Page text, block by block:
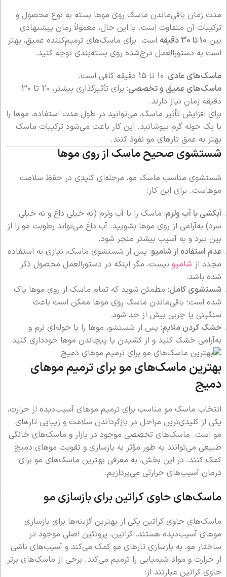
مدت زمان باقی‌ماندن ماسک روی موها بسته به نوع محصول و
ترکیبات آن متفاوت است. با این حال، معمولاً زمان پیشنهادی
بین 10 تا 30 دقیقه
است. برای ماسک‌های ترمیم‌کننده عمیق، بهتر
است به دستورالعمل درج‌شده روی بسته‌بندی توجه کنید.
ماسک‌های عادی: 10 تا 15 دقیقه کافی است.
ماسک‌های عمیق و تخصصی
: برای تأثیرگذاری بیشتر، 20 تا 30
دقیقه زمان نیاز دارند.
برای افزایش تأثیر ماسک، می‌توانید در طول مدت استفاده، موها را
با یک حوله گرم بپوشانید. این کار باعث می‌شود ترکیبات ماسک
بهتر به عمق تارهای مو نفوذ کنند.
شستشوی صحیح ماسک از روی موها
شستشوی مناسب ماسک مو، مرحله‌ای کلیدی در حفظ سلامت
موهاست. برای این کار:
آبکشی با آب ولرم: ماسک را با آب ولرم (نه خیلی داغ و نه خیلی
سرد) به‌آرامی از روی موها بشویید. آب داغ می‌تواند رطوبت مو را از
بین ببرد و به آسیب بیشتر منجر شود.
عدم استفاده از شامپو: پس از شستشوی ماسک، نیازی به استفاده
مجدد از شامپو نیست، مگر اینکه در دستورالعمل محصول ذکر
شده باشد.
شستشوی کامل: مطمئن شوید که تمام ماسک از روی موها پاک
شده است؛ باقی‌ماندن ماسک روی موها ممکن است باعث
سنگینی یا چربی بیش از حد شود.
خشک کردن ملایم: پس از شستشو، موها را با حوله‌ای نرم و
به‌آرامی خشک کنید و از کشیدن یا پیچاندن موها خودداری کنید.
بهترین ماسک‌های مو برای ترمیم موهای
دمیج
انتخاب ماسک مو مناسب برای ترمیم موهای آسیب‌دیده از حرارت،
یکی از کلیدی‌ترین مراحل در بازگرداندن سلامت و زیبایی تارهای
مو است. ماسک‌های تخصصی موجود در بازار و ماسک‌های خانگی
طبیعی می‌توانند به طور مؤثر به بازسازی و تقویت موهای دمیج
کمک کنند. در این بخش، به معرفی بهترین ماسک‌های مو برای
درمان آسیب‌های حرارتی می‌پردازیم.
ماسک‌های حاوی کراتین برای بازسازی مو
ماسک‌های حاوی کراتین یکی از بهترین گزینه‌ها برای بازسازی
موهای آسیب‌دیده هستند. کراتین، پروتئین اصلی موجود در
ساختار مو، به بازسازی تارهای مو کمک می‌کند و آسیب‌های ناشی
از حرارت و مواد شیمیایی را ترمیم می‌کند. برخی از ماسک‌های برتر
حاوی کراتین عبارتند از: